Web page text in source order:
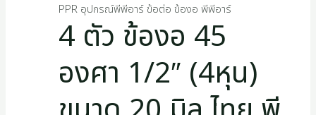
PPR อุปกรณ์พีพีอาร์ ข้อต่อ ข้องอ พีพีอาร์
4 ตัว ข้องอ 45
องศา 1/2″ (4หุน)